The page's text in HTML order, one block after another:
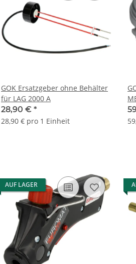
GOK Ersatzgeber ohne Behälter
für LAG 2000 A
28,90 € *
28,90 € pro 1 Einheit
AUF LAGER